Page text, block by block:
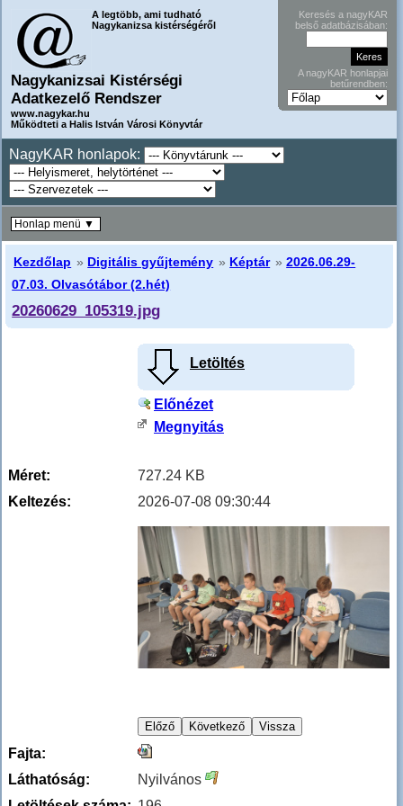
A legtöbb, ami tudható
Nagykanizsa kistérségéről
Nagykanizsai Kistérségi
Adatkezelő Rendszer
www.nagykar.hu
Működteti a Halis István Városi Könyvtár
Keresés a nagyKAR
belső adatbázisában:
A nagyKAR honlapjai
betűrendben:
NagyKAR honlapok:
Kezdőlap » Digitális gyűjtemény » Képtár »2026.06.29-
07.03. Olvasótábor (2.hét)
20260629_105319.jpg
Letöltés
Előnézet
Megnyitás
Méret:
727.24 KB
Keltezés:
2026-07-08 09:30:44
Fajta:
Láthatóság:
Nyilvános
Honlap menü ▼